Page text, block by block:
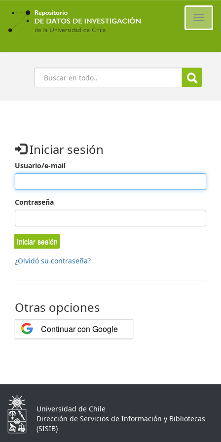
Ir
contenido
principal
Buscar
Iniciar sesión
Usuario/e-mail
Contraseña
Iniciar sesión
¿Olvidó su contraseña?
Otras opciones
Continuar con Google
Universidad de Chile
Dirección de Servicios de Información y Bibliotecas
(SISIB)